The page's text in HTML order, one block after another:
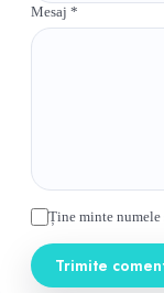
Mesaj *
Ține minte
Trimite